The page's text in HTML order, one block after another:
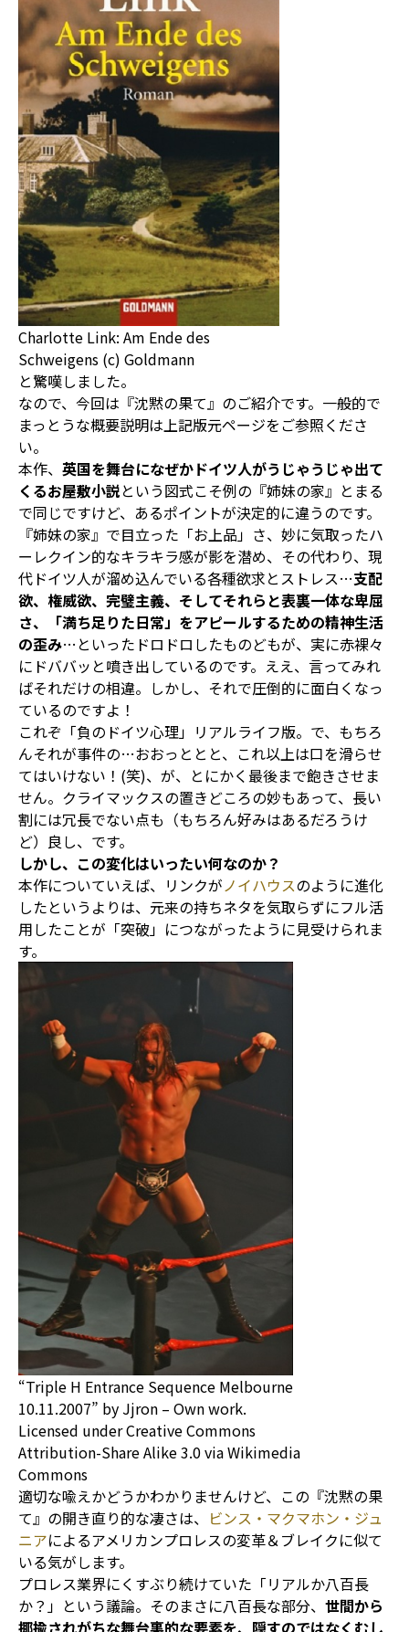
Charlotte Link: Am Ende des
Schweigens (c) Goldmann
と驚嘆しました。
なので、今回は『沈黙の果て』のご紹介です。一般的で
まっとうな概要説明は上記版元ページをご参照くださ
い。
本作、 英国を舞台になぜかドイツ人がうじゃうじゃ出て
くるお屋敷小説という図式こそ例の『姉妹の家』とまる
で同じですけど、あるポイントが決定的に違うのです。
『姉妹の家』で目立った「お上品」さ、妙に気取ったハ
ーレクイン的なキラキラ感が影を潜め、その代わり、現
代ドイツ人が溜め込んでいる各種欲求とストレス…支配
欲、権威欲、完璧主義、そしてそれらと表裏一体な卑屈
さ、「満ち足りた日常」をアピールするための精神生活
の歪み…といったドロドロしたものどもが、実に赤裸々
にドババッと噴き出しているのです。ええ、言ってみれ
ばそれだけの相違。しかし、それで圧倒的に面白くなっ
ているのですよ！
これぞ「負のドイツ心理」リアルライフ版。で、もちろ
んそれが事件の…おおっととと、これ以上は口を滑らせ
てはいけない！(笑)、が、とにかく最後まで飽きさせま
せん。クライマックスの置きどころの妙もあって、長い
割には冗長でない点も（もちろん好みはあるだろうけ
ど）良し、です。
しかし、この変化はいったい何なのか？
本作についていえば、リンクがノイハウスのように進化
したというよりは、元来の持ちネタを気取らずにフル活
用したことが「突破」につながったように見受けられま
す。
“Triple H Entrance Sequence Melbourne
10.11.2007” by Jjron – Own work.
Licensed under Creative Commons
Attribution-Share Alike 3.0 via Wikimedia
Commons
適切な喩えかどうかわかりませんけど、この『沈黙の果
て』の開き直り的な凄さは、 ビンス・マクマホン・ジュ
ニアによるアメリカンプロレスの変革＆ブレイクに似て
いる気がします。
プロレス業界にくすぶり続けていた「リアルか八百長
か？」という議論。そのまさに八百長な部分、 世間から